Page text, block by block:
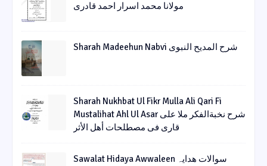
مولانا محمد اسرار احمد قادری
Sharah Madeehun Nabvi شرح المدیح النبوی
Sharah Nukhbat Ul Fikr Mulla Ali Qari Fi
Mustalihat Ahl Ul Asar شرح نخبةالفکر ملا علی
قاری فی مصطلحات أھل الأثر
Sawalat Hidaya Awwaleen سوالات ھدایہ